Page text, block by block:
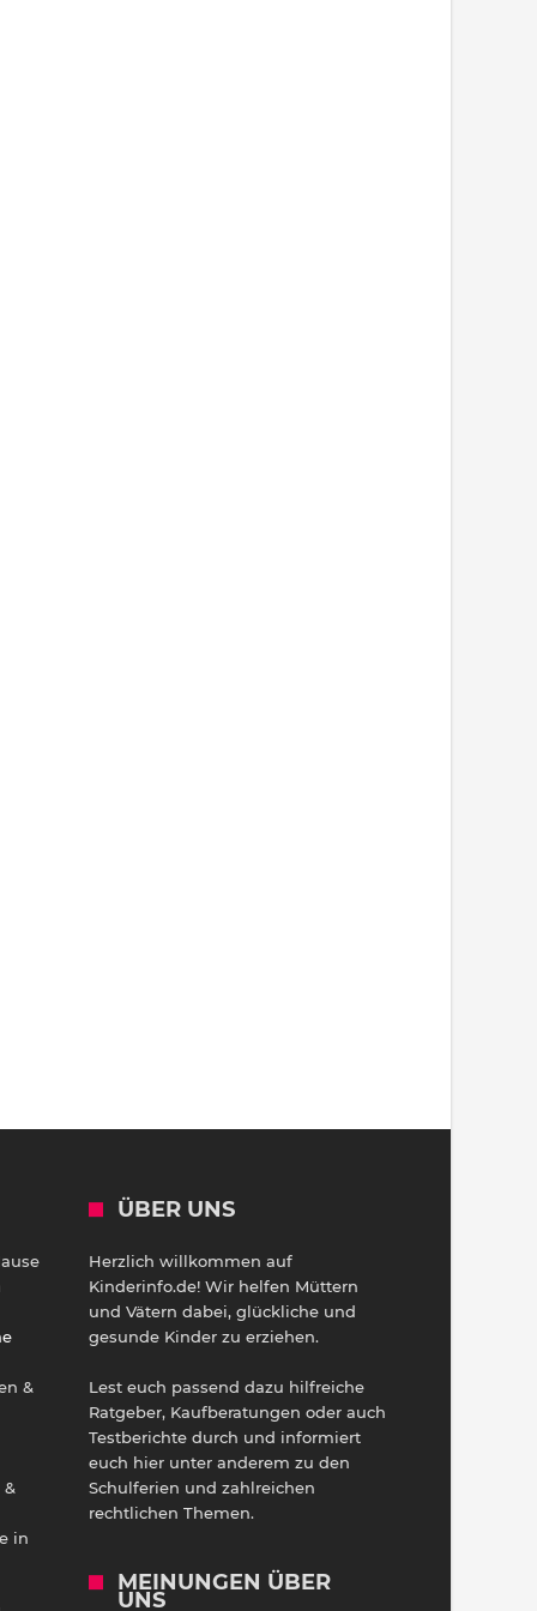
&
&
in
ÜBER UNS
Herzlich willkommen auf
Kinderinfo.de! Wir helfen Müttern
und Vätern dabei, glückliche und
gesunde Kinder zu erziehen.
Lest euch passend dazu hilfreiche
Ratgeber, Kaufberatungen oder auch
Testberichte durch und informiert
euch hier unter anderem zu den
Schulferien und zahlreichen
rechtlichen Themen.
MEINUNGEN ÜBER
UNS